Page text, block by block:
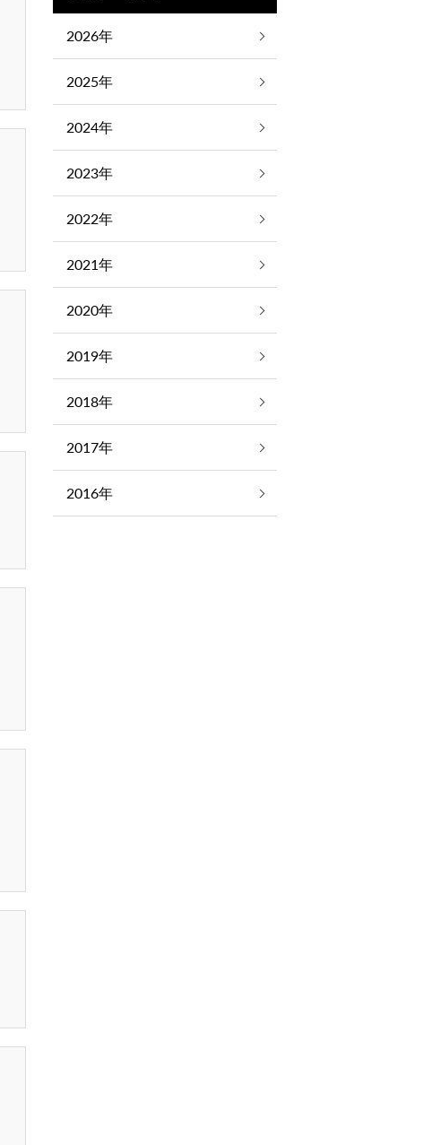
2026年
2025年
2024年
2023年
2022年
2021年
2020年
2019年
2018年
2017年
2016年